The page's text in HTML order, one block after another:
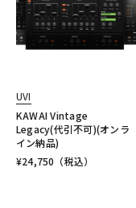
UVI
KAWAI Vintage
Legacy(代引不可)(オンラ
イン納品)
¥24,750 （税込）